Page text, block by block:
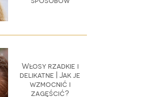
Włosy rzadkie i
delikatne | Jak je
wzmocnić i
zagęścić?